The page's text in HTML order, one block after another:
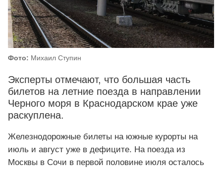
Фото: Михаил Ступин
Эксперты отмечают, что большая часть
билетов на летние поезда в направлении
Черного моря в Краснодарском крае уже
раскуплена.
Железнодорожные билеты на южные курорты на
июль и август уже в дефиците. На поезда из
Москвы в Сочи в первой половине июля осталось